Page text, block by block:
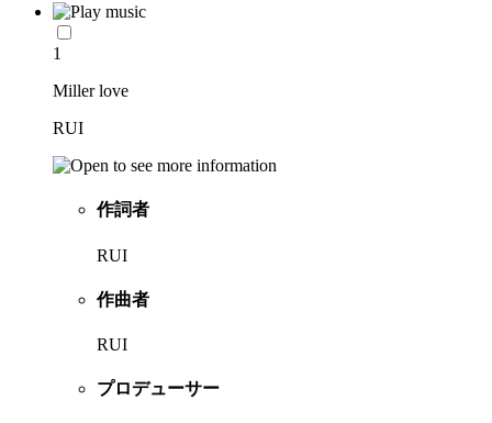
1
Miller love
RUI
作詞者
RUI
作曲者
RUI
プロデューサー